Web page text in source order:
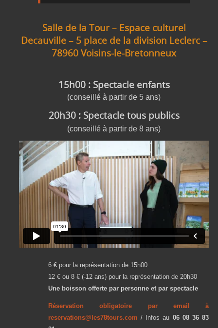
Salle de la Tour – Espace culturel
Decauville – 5 place de la division Leclerc –
78960 Voisins-le-Bretonneux
15h00 : Spectacle enfants
(conseillé à partir de 5 ans)
20h30 : Spectacle tous publics
(conseillé à partir de 8 ans)
6 € pour la représentation de 15h00
12 € ou 8 € (-12 ans) pour la représentation de 20h30
Une boisson offerte par personne et par spectacle
Réservation obligatoire par email à
reservations@les78tours.com / Infos au 06 08 36 83